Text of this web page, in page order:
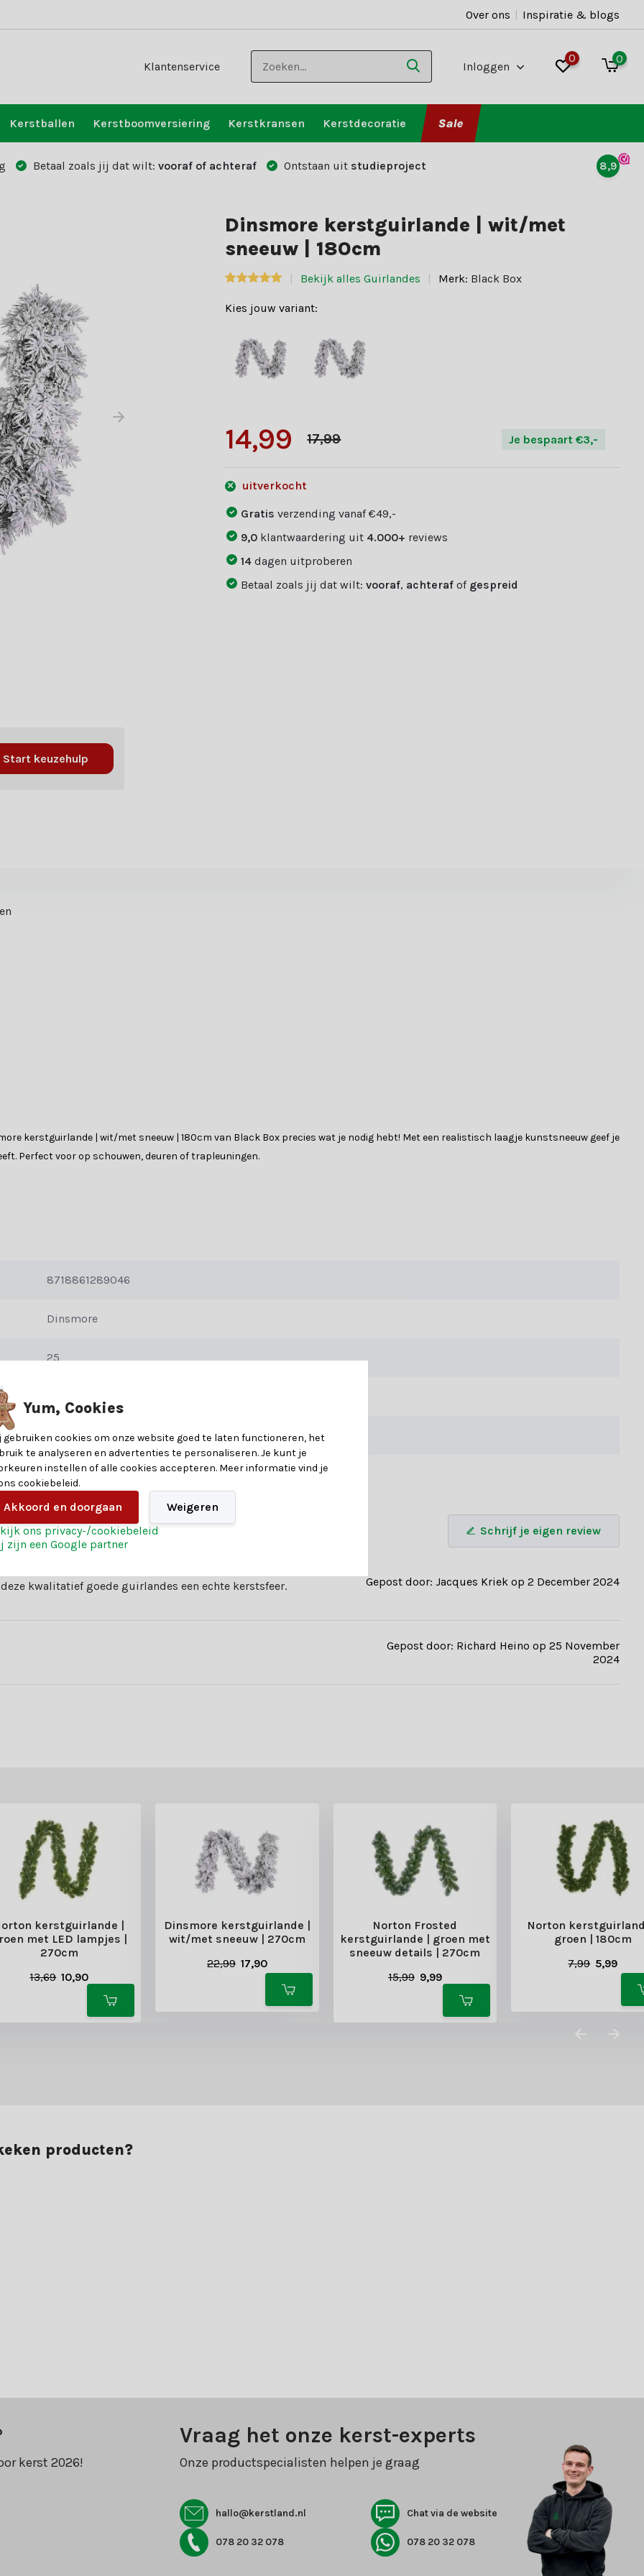
Over ons | Inspiratie & blogs
Klantenservice Inloggen
0 0
Kerstballen Kerstboomversiering Kerstkransen Kerstdecoratie Sale
Betaal zoals jij dat wilt: vooraf of achteraf Ontstaan uit studieproject 8,9
Start keuzehulp
Dinsmore kerstguirlande | wit/met
sneeuw | 180cm
Bekijk alles Guirlandes Merk: Black Box
Kies jouw variant:
14,99 17,99 Je bespaart €3,-
uitverkocht
Gratisverzending vanaf €49,-
9,0 klantwaardering uit 4.000+ reviews
14dagen uitproberen
Betaal zoals jij dat wilt:vooraf, achteraf of gespreid
kerstguirlande | wit/met sneeuw | 180cm van Black Box precies wat je nodig hebt! Met een realistisch laagje kunstsneeuw geef je
Perfect voor op schouwen, deuren of trapleuningen.
materiaalopties: van volledig PVC tot een combinatie met PE. Dit vind je terug in de specificatietabel.
uitstraling doordat de takjes dichter op elkaar zitten.
of dennenappels voor een rustieke look. De guirlandes zijn EN71-2 gecertificeerd en brandvertragend.
Voor een volledig overzicht raadpleeg je de specificatietabel.
8718861289046
Dinsmore
25
PVC/Harde naald
Schrijf je eigen review
kwalitatief goede guirlandes een echte kerstsfeer. Gepost door: Jacques Kriek op 2 December 2024
Gepost door: Richard Heino op 25 November
2024
kerstguirlande |
met LED lampjes |
270cm
13,69 10,90
Dinsmore kerstguirlande |
wit/met sneeuw | 270cm
22,99 17,90
Norton Frosted
kerstguirlande | groen met
sneeuw details | 270cm
15,99 9,99
Norton
groen | 180cm
7,99 5,99
producten?
kerst 2026!
Vraag het onze kerst-experts
Onze productspecialisten helpen je graag
hallo@kerstland.nl Chat via de website
078 20 32 078 078 20 32 078
Yum, Cookies
gebruiken cookies om onze website goed te laten functioneren, het
te analyseren en advertenties te personaliseren. Je kunt je
instellen of alle cookies accepteren. Meer informatie vind je
cookiebeleid.
Akkoord en doorgaan
Weigeren
ons privacy-/cookiebeleid
zijn een Google partner